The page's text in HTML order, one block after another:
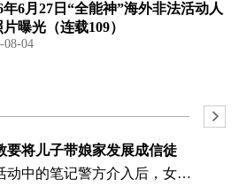
年6月27日“全能神”海外非法活动人
片曝光（连载109）
08-04
要将儿子带娘家发展成信徒
吴英在日常活动中的笔记警方介入后，女子丈夫向警方称，打人原因系担心妻子将儿子带回娘家“被带坏”，并反映妻子和丈母娘涉嫌信奉、传播“全能神”教。经一个多月的调查，警方在其丈母娘家中搜到大量证据，于23日